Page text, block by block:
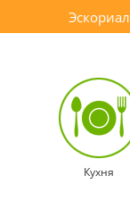
Эскориал
Кухня